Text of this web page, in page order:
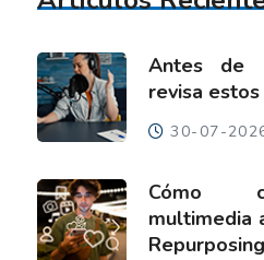
Antes de
revisa
30-07-
Cómo
multimedia
Repurposing